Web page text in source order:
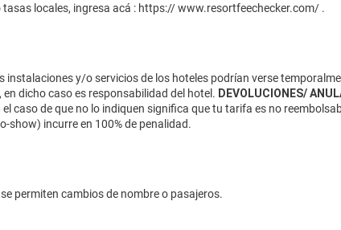
locales, ingresa acá : https:// www.resortfeechecker.com/ .
instalaciones y/o servicios de los hoteles podrían verse
dicho caso es responsabilidad del hotel. DEVOLUCIONES/
el caso de que no lo indiquen significa que tu tarifa es no
show) incurre en 100% de penalidad.
se permiten cambios de nombre o pasajeros.